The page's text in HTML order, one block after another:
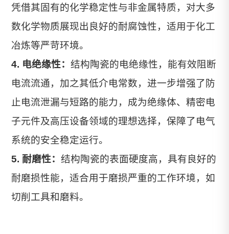
凭借其固有的化学稳定性与非金属特质，对大多
数化学物质展现出良好的耐腐蚀性，适用于化工
冶炼等严苛环境。
4. 电绝缘性：结构陶瓷的电绝缘性，能有效阻断
电流流通，加之其低介电常数，进一步增强了防
止电流泄漏与短路的能力，成为绝缘体、精密电
子元件及高压设备领域的理想选择，保障了电气
系统的安全稳定运行。
5. 耐磨性：结构陶瓷的表面硬度高，具有良好的
耐磨损性能，适合用于磨损严重的工作环境，如
切削工具和磨料。